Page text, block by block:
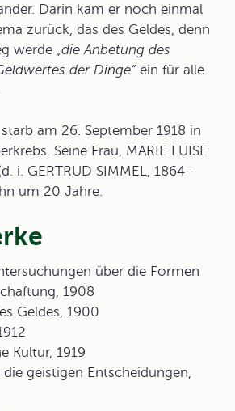
Darin kam er noch einmal
zurück, das des Geldes, denn
werde „die Anbetung des
der Dinge“ ein für alle
starb am 26. September 1918 in
Seine Frau, MARIE LUISE
i. GERTRUD SIMMEL, 1864–
um 20 Jahre.
über die Formen
1908
Geldes, 1900
Kultur, 1919
geistigen Entscheidungen,